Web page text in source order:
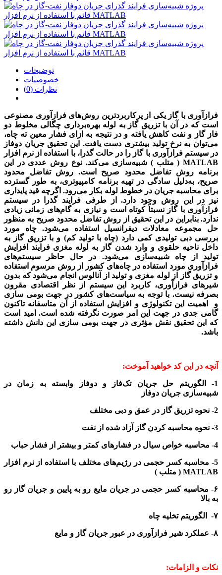
توضیحات
خصوصیات
نظرات (0)
فرازآوری با گاز یکی از پرکاربردترین روش‌های فرازآوری مصنوعی
است که در آن با تزریق گاز به لوله بهره‌برداری چگالی مخلوط دو
فاز گاز و نفت کاهش یافته و در نتیجه به ازای فشار معین ته چاه،
می‌توان به نرخ تولید بیشتری دست یافت. این تحقیق جریان دوفاز
در سیستم فرازآوری با گاز را در حالت گذرا،با استفاده از نرم افزار
MATLAB ( متلب )
شبیه‌سازی می‌کند. نوع روش عددی در این
برنامه روش تفاضل محدود صریح است. روش تفاضل محدود
صریح، به‌دلیل سادگی در تهیه برنامه کامپیوتری، به طور گسترده
برای محاسبه جریان در خطوط لوله بکار می‌رود. اگرچه قید پایداری
نیز در این روش وجود دارد. از طرفی فرایند گذرا در سیستم
فرازآوری با گاز نسبتاً کوتاه است و نیازی به گام‌های زمانی زیادی
ندارد. بنابراین در این تحقیق از روش تفاضل محدود صریح به منظور
حل مجموعه معادلات دیفرانسیل استفاده می‌شود. چاه مورد
بررسی دبی تولیدی کمی دارد (چاه با تولید کم) و با تزریق گاز به
داخل ناحیه حلقوی و وارد شدن گاز به لوله مغزی فرایند افزایش
تولید از چاه شبیه‌سازی می‌شود. در حال حاظر سیستم‌های
فرازآوری مورد استفاده در چاه‌های کشور از روش مرسوم استفاده
و تزریق گاز از لوله مغزی و تولید از آنالوس انجام می‌شود که بدون
شیرهای فرازآوری، کاربرد این سیستم از نظر اقتصادی مقرون
بصرفه نیست. با توجه به سیاست‌های کشور در جهت بومی سازی
و اهمیت این تکنولوژی و افزایش استفاده از آن متاسفانه تاکنون
گامی جدی در جهت این امر صورت نگرفته شده است. امید است
که این تحقیق نقش مؤثری در جهت بومی سازی این دانش داشته
باشد.
آنچه در این کد خواهید آموخت:
1- الگوریتم حل جریان تک‌فاز و دوفاز وابسته به زمان در
شبیه‌سازی جریان دوفاز
2- نحوه تزریق گاز در عمق و دبی مختلف
3- نحوه محاسبه کردن گاز آزاد شده از نفت
4- محاسبه خواص سیال در فشارهای کمتر و بیشتر از فشار حباب
5- محاسبه کسر حجمی در رژیم‌های مختلف
با استفاده از نرم افزار
MATLAB ( متلب )
۶- محاسبه کسر حجمی در جریان مایع رو به پایین و جریان گاز رو
به بالا
۷- الگوریتم تخلیه چاه
۸- عملکرد شیر فرازآوری در عبور جریان گاز و مایع
نکات و الزامات: